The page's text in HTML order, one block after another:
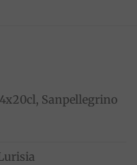
Sanpellegrino